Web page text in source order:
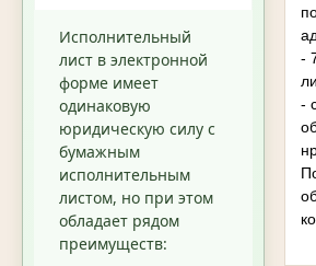
Исполнительный
лист в электронной
форме имеет
одинаковую
юридическую силу с
бумажным
исполнительным
листом, но при этом
обладает рядом
преимуществ:
-
-